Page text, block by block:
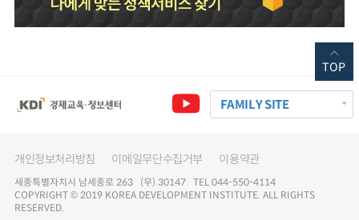
FAMILY SITE
개인정보처리방침 이메일무단수집거부 이용약관
세종특별자치시 남세종로 263 (우) 30147 TEL 044-550-4114
COPYRIGHT © 2019 KOREA DEVELOPMENT INSTITUTE. ALL RIGHTS
RESERVED.
TOP